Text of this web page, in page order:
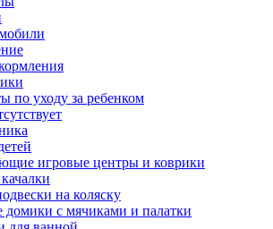
по уходу за ребенком
игровые центры и коврики
на коляску
домики с мячиками и палатки